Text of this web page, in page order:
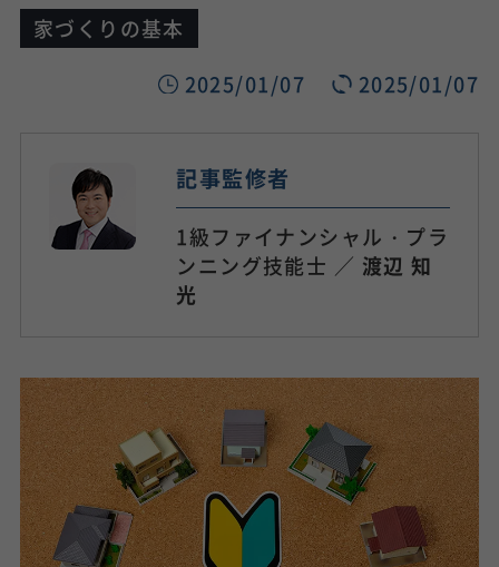
家づくりの基本
2025/01/07
2025/01/07
記事監修者
1級ファイナンシャル・プラ
ンニング技能士 ／ 渡辺 知
光